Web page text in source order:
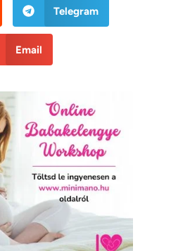
Telegram
Email